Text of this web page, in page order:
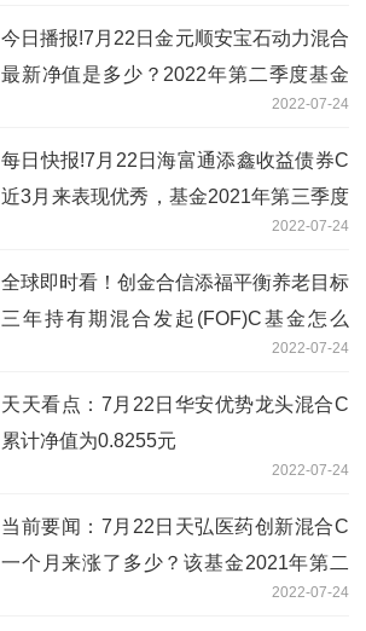
今日播报!7月22日金元顺安宝石动力混合
最新净值是多少？2022年第二季度基金
2022-07-24
每日快报!7月22日海富通添鑫收益债券C
近3月来表现优秀，基金2021年第三季度
2022-07-24
全球即时看！创金合信添福平衡养老目标
三年持有期混合发起(FOF)C基金怎么
样？一个月来涨了多少？（7月21日）
2022-07-24
天天看点：7月22日华安优势龙头混合C
累计净值为0.8255元
2022-07-24
当前要闻：7月22日天弘医药创新混合C
一个月来涨了多少？该基金2021年第二
2022-07-24